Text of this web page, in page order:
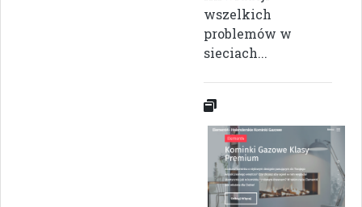
wszelkich
problemów w
sieciach...